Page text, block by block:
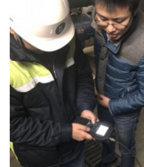
公司动态
关于KM
联络我们